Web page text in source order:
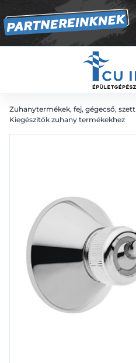
Zuhanytermékek, fej, gégecső, szett
Kiegészítők zuhany termékekhez
4 549 Ft